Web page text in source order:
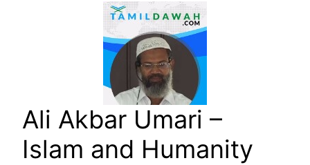
Ali Akbar Umari –
Islam and Humanity